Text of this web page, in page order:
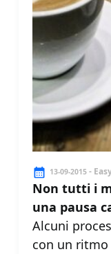
13-09-2015 -
Non tutti i
una pausa
Alcuni
con un